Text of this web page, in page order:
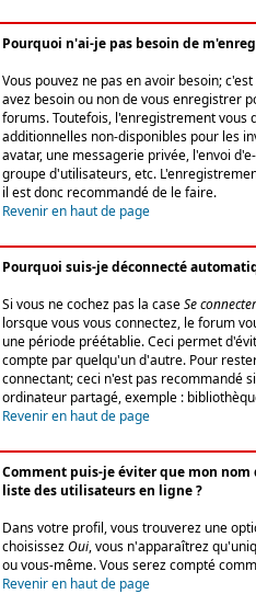
Pourquoi n'ai-je pas besoin de
Vous pouvez ne pas en avoir besoin;
avez besoin ou non de vous enregistrer
forums. Toutefois, l'enregistrement vous
additionnelles non-disponibles pour les
avatar, une messagerie privée, l'envoi
groupe d'utilisateurs, etc.
il est donc recommandé de le faire.
Revenir en haut de page
Pourquoi suis-je déconnecté
Si vous ne cochez pas la caseSe
lorsque vous vous connectez, le forum
une période préétablie. Ceci permet
compte par quelqu'un d'autre. Pour
connectant; ceci n'est pas recommandé
ordinateur partagé, exemple :
Revenir en haut de page
Comment puis-je éviter que mon
liste des utilisateurs en ligne ?
Dans votre profil, vous trouverez une
choisissezOui, vous n'apparaîtrez
ou vous-même. Vous serez compté
Revenir en haut de page